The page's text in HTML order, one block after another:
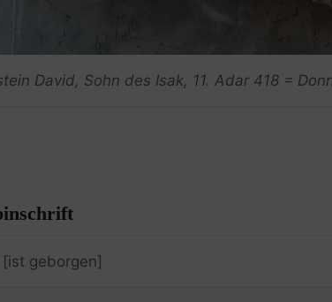
David, Sohn des Isak, 11. Adar 418 =
[ist geborgen]